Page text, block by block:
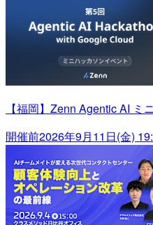
【福岡】Zenn Agentic AI
開催前2026年9月11日(金)